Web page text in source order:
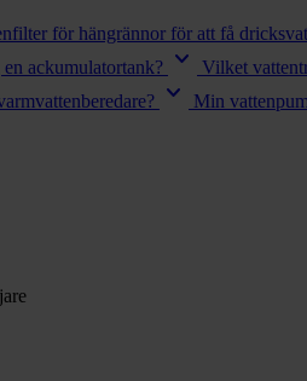
för hängrännor för att få
ackumulatortank? keyboard_arrow_down Vilket
keyboard_arrow_down Min